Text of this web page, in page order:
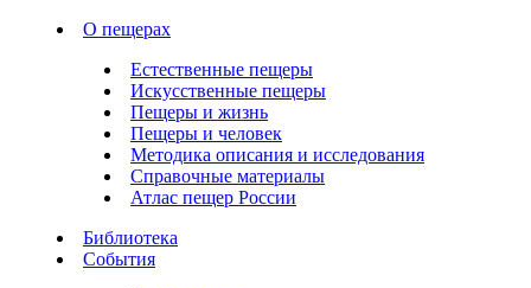
О пещерах
Естественные пещеры
Искусственные пещеры
Пещеры и жизнь
Пещеры и человек
Методика описания и исследования
Справочные материалы
Атлас пещер России
Библиотека
События